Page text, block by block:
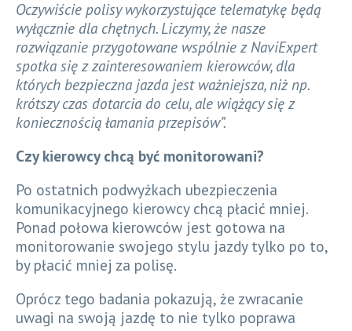
Oczywiście polisy wykorzystujące telematykę będą
wyłącznie dla chętnych. Liczymy, że nasze
rozwiązanie przygotowane wspólnie z NaviExpert
spotka się z zainteresowaniem kierowców, dla
których bezpieczna jazda jest ważniejsza, niż np.
krótszy czas dotarcia do celu, ale wiążący się z
koniecznością łamania przepisów”.
Czy kierowcy chcą być monitorowani?
Po ostatnich podwyżkach ubezpieczenia
komunikacyjnego kierowcy chcą płacić mniej.
Ponad połowa kierowców jest gotowa na
monitorowanie swojego stylu jazdy tylko po to,
by płacić mniej za polisę.
Oprócz tego badania pokazują, że zwracanie
uwagi na swoją jazdę to nie tylko poprawa